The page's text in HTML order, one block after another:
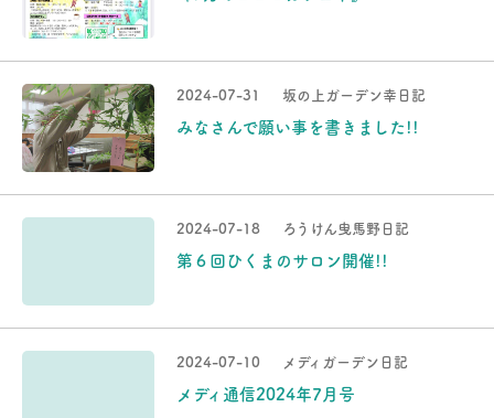
2024-07-31 坂の上ガーデン幸日記
みなさんで願い事を書きました!!
2024-07-18 ろうけん曳馬野日記
第６回ひくまのサロン開催!!
2024-07-10 メディガーデン日記
メディ通信2024年7月号